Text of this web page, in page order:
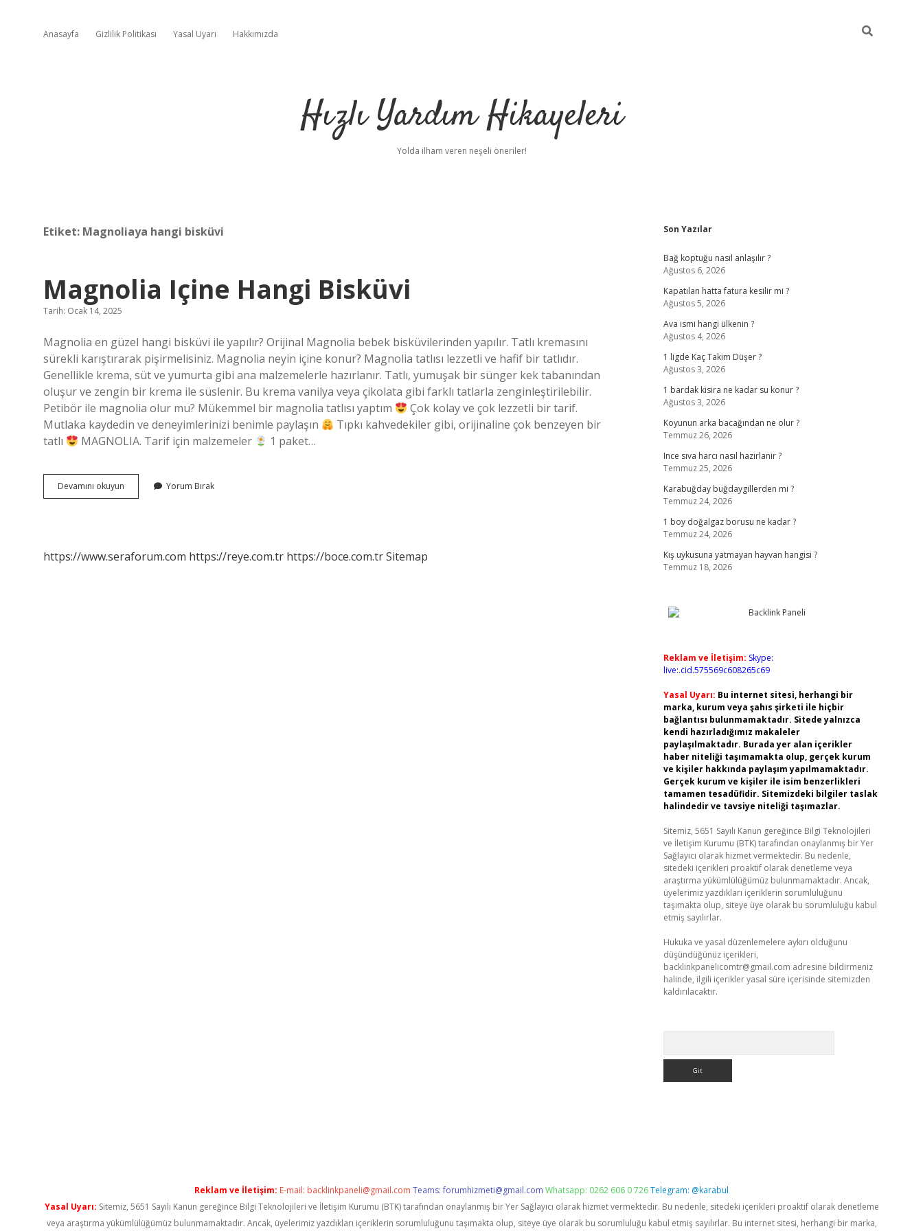
Anasayfa Gizlilik Politikası Yasal Uyarı Hakkımızda
Hızlı Yardım Hikayeleri
Yolda ilham veren neşeli öneriler!
Etiket: Magnoliaya hangi bisküvi
Magnolia Içine Hangi Bisküvi
Tarih: Ocak 14, 2025
Magnolia en güzel hangi bisküvi ile yapılır? Orijinal Magnolia bebek bisküvilerinden yapılır. Tatlı kremasını
sürekli karıştırarak pişirmelisiniz. Magnolia neyin içine konur? Magnolia tatlısı lezzetli ve hafif bir tatlıdır.
Genellikle krema, süt ve yumurta gibi ana malzemelerle hazırlanır. Tatlı, yumuşak bir sünger kek tabanından
oluşur ve zengin bir krema ile süslenir. Bu krema vanilya veya çikolata gibi farklı tatlarla zenginleştirilebilir.
Petibör ile magnolia olur mu? Mükemmel bir magnolia tatlısı yaptım
Çok kolay ve çok lezzetli bir tarif.
Mutlaka kaydedin ve deneyimlerinizi benimle paylaşın
Tıpkı kahvedekiler gibi, orijinaline çok benzeyen bir
tatlı
MAGNOLIA. Tarif için malzemeler 1 paket…
Devamını okuyun Magnolia
Içine
Yorum Bırak
https://www.seraforum.com https://reye.com.tr https://boce.com.trSitemap
Sidebar
Son Yazılar
Bağ koptuğu nasıl anlaşılır ?
Ağustos 6, 2026
Kapatılan hatta fatura kesilir mi ?
Ağustos 5, 2026
Ava ismi hangi ülkenin ?
Ağustos 4, 2026
1 ligde Kaç Takim Düşer ?
Ağustos 3, 2026
1 bardak kisira ne kadar su konur ?
Ağustos 3, 2026
Koyunun arka bacağından ne olur ?
Temmuz 26, 2026
Ince sıva harcı nasıl hazirlanir ?
Temmuz 25, 2026
Karabuğday buğdaygillerden mi ?
Temmuz 24, 2026
1 boy doğalgaz borusu ne kadar ?
Temmuz 24, 2026
Kış uykusuna yatmayan hayvan hangisi ?
Temmuz 18, 2026
Reklam ve İletişim: Skype:
live:.cid.575569c608265c69
Yasal Uyarı: Bu internet sitesi, herhangi bir
marka, kurum veya şahıs şirketi ile hiçbir
bağlantısı bulunmamaktadır. Sitede yalnızca
kendi hazırladığımız makaleler
paylaşılmaktadır. Burada yer alan içerikler
haber niteliği taşımamakta olup, gerçek kurum
ve kişiler hakkında paylaşım yapılmamaktadır.
Gerçek kurum ve kişiler ile isim benzerlikleri
tamamen tesadüfidir. Sitemizdeki bilgiler taslak
halindedir ve tavsiye niteliği taşımazlar.
Sitemiz, 5651 Sayılı Kanun gereğince Bilgi Teknolojileri
ve İletişim Kurumu (BTK) tarafından onaylanmış bir Yer
Sağlayıcı olarak hizmet vermektedir. Bu nedenle,
sitedeki içerikleri proaktif olarak denetleme veya
araştırma yükümlülüğümüz bulunmamaktadır. Ancak,
üyelerimiz yazdıkları içeriklerin sorumluluğunu
taşımakta olup, siteye üye olarak bu sorumluluğu kabul
etmiş sayılırlar.
Hukuka ve yasal düzenlemelere aykırı olduğunu
düşündüğünüz içerikleri,
backlinkpanelicomtr@gmail.com adresine bildirmeniz
halinde, ilgili içerikler yasal süre içerisinde sitemizden
kaldırılacaktır.
Reklam ve İletişim: E-mail: backlinkpaneli@gmail.com Teams:forumhizmeti@gmail.com Whatsapp: 0262 606 0 726Telegram: @karabul
Yasal Uyarı: Sitemiz, 5651 Sayılı Kanun gereğince Bilgi Teknolojileri ve İletişim Kurumu (BTK) tarafından onaylanmış bir Yer Sağlayıcı olarak hizmet vermektedir. Bu nedenle, sitedeki içerikleri proaktif olarak denetleme
veya araştırma yükümlülüğümüz bulunmamaktadır. Ancak, üyelerimiz yazdıkları içeriklerin sorumluluğunu taşımakta olup, siteye üye olarak bu sorumluluğu kabul etmiş sayılırlar. Bu internet sitesi, herhangi bir marka,